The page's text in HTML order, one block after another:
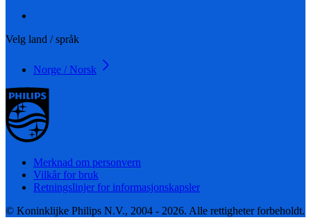
Velg land / språk
Norge / Norsk
Merknad om personvern
Vilkår for bruk
Retningslinjer for informasjonskapsler
© Koninklijke Philips N.V., 2004 - 2026. Alle rettigheter forbeholdt.